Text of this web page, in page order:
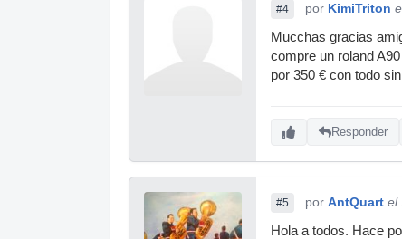
#4 por KimiTriton
Mucchas gracias
compre un roland
por 350 € con todo
Responder
#5 por AntQuart el
Hola a todos. Hace